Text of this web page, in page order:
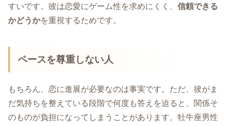
すいです。彼は恋愛にゲーム性を求めにくく、 信頼できる
かどうかを重視するためです。
ペースを尊重しない人
もちろん、恋に進展が必要なのは事実です。ただ、彼がま
だ気持ちを整えている段階で何度も答えを迫ると、関係そ
のものが負担になってしまうことがあります。牡牛座男性